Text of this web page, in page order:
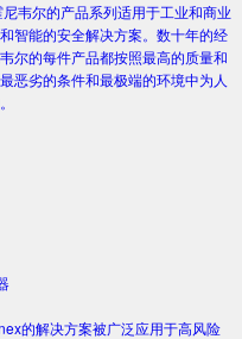
韦尔的产品系列适用于工业和商业
智能的安全解决方案。数十年的经
尔的每件产品都按照最高的质量和
恶劣的条件和最极端的环境中为人
的解决方案被广泛应用于高风险